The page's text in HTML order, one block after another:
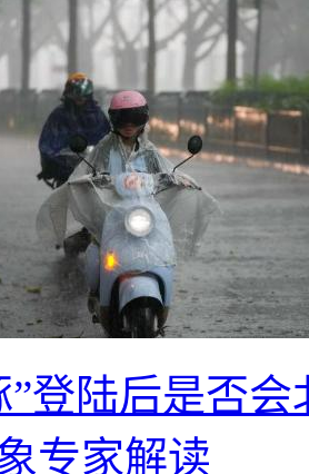
”登陆后是否
专家解读